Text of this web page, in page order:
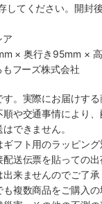
してください。開封
ア
× 奥行き95mm ×
もフーズ株式会社
。実際にお届けす
や交通事情により
できません。
フト用のラッピン
送伝票を貼っての出
来ませんのでご了承
複数商品をご購入